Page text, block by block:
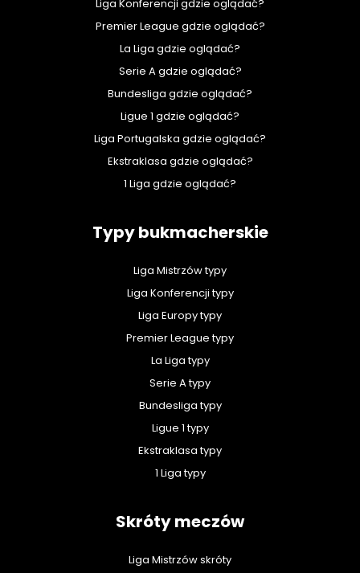
Liga Konferencji gdzie oglądać?
Premier League gdzie oglądać?
La Liga gdzie oglądać?
Serie A gdzie oglądać?
Bundesliga gdzie oglądać?
Ligue 1 gdzie oglądać?
Liga Portugalska gdzie oglądać?
Ekstraklasa gdzie oglądać?
1 Liga gdzie oglądać?
Typy bukmacherskie
Liga Mistrzów typy
Liga Konferencji typy
Liga Europy typy
Premier League typy
La Liga typy
Serie A typy
Bundesliga typy
Ligue 1 typy
Ekstraklasa typy
1 Liga typy
Skróty meczów
Liga Mistrzów skróty